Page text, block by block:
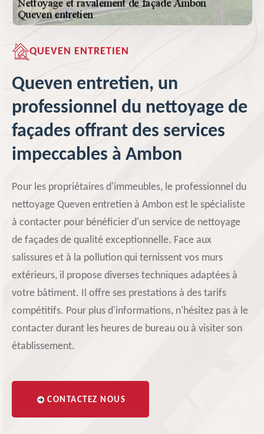
QUEVEN ENTRETIEN
Queven entretien, un
professionnel du nettoyage de
façades offrant des services
impeccables à Ambon
Pour les propriétaires d'immeubles, le professionnel du
nettoyage Queven entretien à Ambon est le spécialiste
à contacter pour bénéficier d'un service de nettoyage
de façades de qualité exceptionnelle. Face aux
salissures et à la pollution qui ternissent vos murs
extérieurs, il propose diverses techniques adaptées à
votre bâtiment. Il offre ses prestations à des tarifs
compétitifs. Pour plus d'informations, n'hésitez pas à le
contacter durant les heures de bureau ou à visiter son
établissement.
CONTACTEZ NOUS